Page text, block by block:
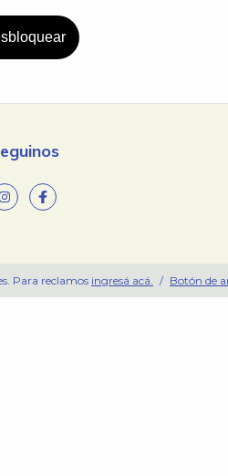
Para reclamos ingresá acá. / Botón de